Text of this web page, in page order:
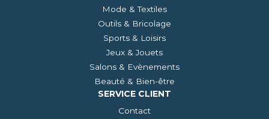
Mode & Textiles
Outils & Bricolage
Sports & Loisirs
Jeux & Jouets
Salons & Evènements
Beauté & Bien-être
SERVICE CLIENT
Contact